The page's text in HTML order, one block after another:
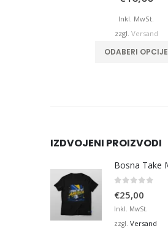
Inkl. MwSt.
zzgl. Versand
ODABERI OPCIJE
IZDVOJENI PROIZVODI
€25,00
Inkl. MwSt.
zzgl. Versand